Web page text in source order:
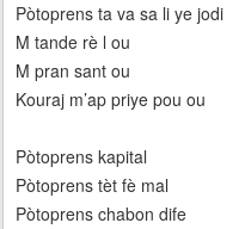
Pòtoprens ta va sa li ye jodi
M tande rè l ou
M pran sant ou
Kouraj m’ap priye pou ou
Pòtoprens kapital
Pòtoprens tèt fè mal
Pòtoprens chabon dife